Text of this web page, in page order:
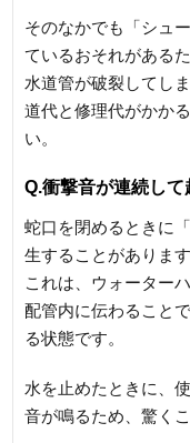
そのなかでも「シュ
ているおそれがある
水道管が破裂してし
道代と修理代がかか
い。
Q.衝撃音が連続して
蛇口を閉めるときに
生することがあります
これは、ウォーター
配管内に伝わること
る状態です。
水を止めたときに、
音が鳴るため、驚く